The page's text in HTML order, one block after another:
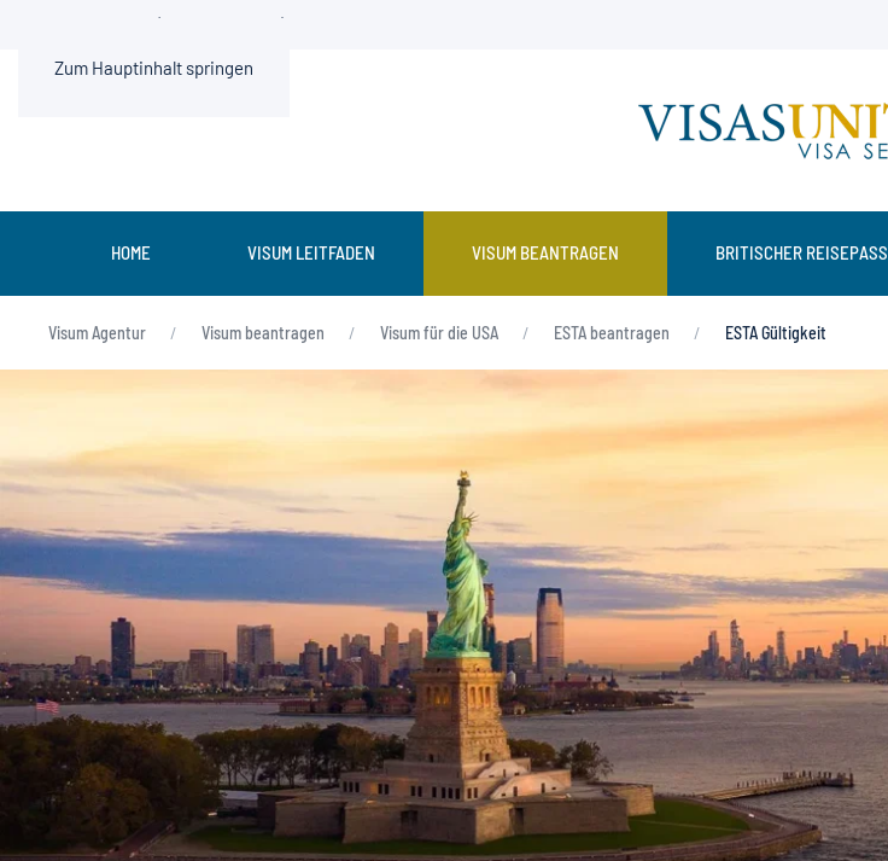
Zum Hauptinhalt springen
0211 936500-0 (Mo.-Fr. 9-13 Uhr)
HOME VISUM LEITFADEN VISUM BEANTRAGEN BRITISCHER REISEPASS
Visum Agentur Visum beantragen Visum für die USA ESTA beantragen ESTA Gültigkeit